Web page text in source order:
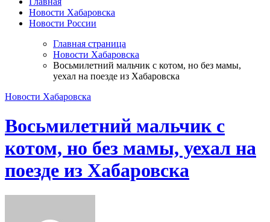
Новости Хабаровска
Новости России
Главная страница
Новости Хабаровска
Восьмилетний мальчик с котом, но без мамы,
уехал на поезде из Хабаровска
Новости Хабаровска
Восьмилетний мальчик с
котом, но без мамы, уехал на
поезде из Хабаровска